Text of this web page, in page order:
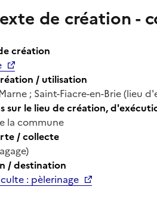
de création -
création
/ utilisation
; Saint-Fiacre-en-Brie (lieu
sur le lieu de création,
la commune
/ collecte
/ destination
: pèlerinage